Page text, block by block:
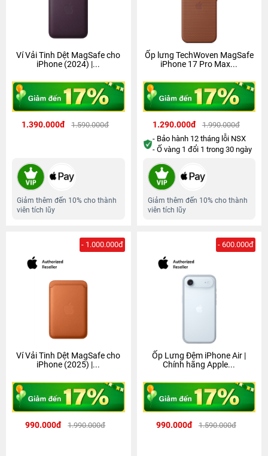
Ví Vải Tinh Dệt MagSafe cho
iPhone (2024) |...
1.390.000đ 1.590.000đ
Giảm thêm đến 10% cho thành
viên tích lũy
Ốp lưng TechWoven MagSafe
iPhone 17 Pro Max...
1.290.000đ
1.990.000đ
- Bảo hành 12 tháng lỗi NSX
- Ố vàng 1 đổi 1 trong 30 ngày
Giảm thêm đến 10% cho thành
viên tích lũy
- 1.000.000đ
Ví Vải Tinh Dệt MagSafe cho
iPhone (2025) |...
990.000đ 1.990.000đ
- 600.000đ
Ốp Lưng Đệm iPhone Air |
Chính hãng Apple...
990.000đ 1.590.000đ